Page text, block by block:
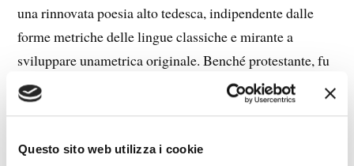
Questo sito web utilizza i cookie
una rinnovata poesia alto tedesca, indipendente dalle
forme metriche delle lingue classiche e mirante a
sviluppare unametrica originale. Benché protestante, fu
spesso al servizio di potentati cattolici. Morì di peste
durante la tragica Guerra dei Trent’Anni, che devastò la
quarto della cifra originaria e, non a caso, Opitz fu poeta